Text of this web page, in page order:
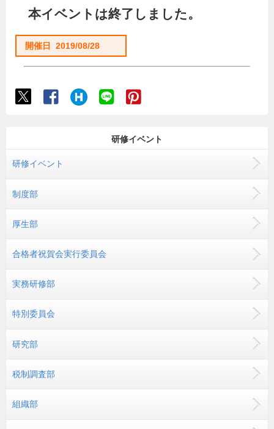
本イベントは終了しました。
開催日 2019/08/28
研修イベント
研修イベント
制度部
厚生部
合格者祝賀会実行委員会
実務研修部
特別委員会
研究部
税制調査部
組織部